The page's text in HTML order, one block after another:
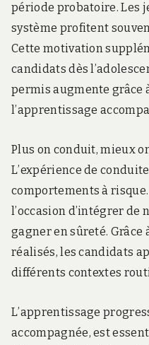
période probatoire. Les
système profitent
Cette motivation
candidats dès
permis augmente grâce
l’apprentissage
Plus on conduit, mieux
L’expérience de
comportements à
l’occasion d’intégrer de
gagner en sûreté. Grâce
réalisés, les candidats
différents contextes
L’apprentissage
accompagnée, est